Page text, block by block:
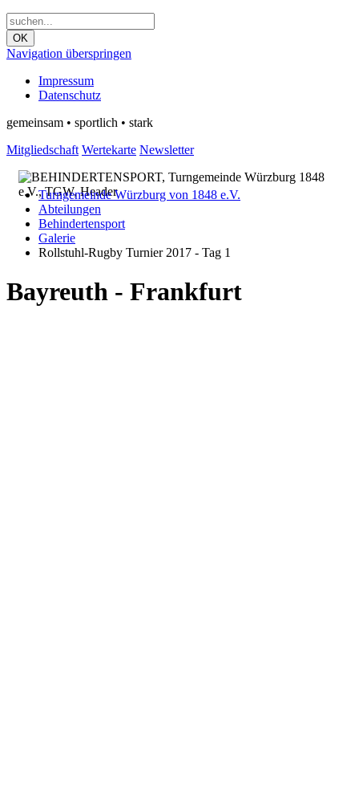
OK
Navigation überspringen
Impressum
Datenschutz
gemeinsam • sportlich • stark
Mitgliedschaft Wertekarte Newsletter
Turngemeinde Würzburg von 1848 e.V.
Abteilungen
Behindertensport
Galerie
Rollstuhl-Rugby Turnier 2017 - Tag 1
Bayreuth - Frankfurt